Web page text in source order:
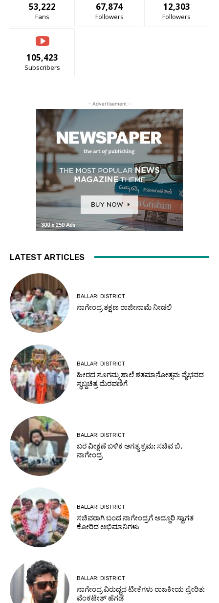
53,222
Fans
67,874
Followers
12,303
Followers
105,423
Subscribers
- Advertisement -
LATEST ARTICLES
BALLARI DISTRICT
ನಾಗೇಂದ್ರ ತಕ್ಷಣ ರಾಜೀನಾಮೆ ನೀಡಲಿ
BALLARI DISTRICT
ಹೀರದ ಸೂಗಮ್ಮ ಶಾಲೆ ಶತಮಾನೋತ್ಸವ: ವೈಭವದ
ಸ್ಥಬ್ದಚಿತ್ರ ಮೆರವಣಿಗೆ
BALLARI DISTRICT
ಬರ ವೀಕ್ಷಣೆ ಬಳಿಕ ಅಗತ್ಯ ಕ್ರಮ: ಸಚಿವ ಬಿ.
ನಾಗೇಂದ್ರ
BALLARI DISTRICT
ಸಚಿವರಾಗಿ ಬಂದ ನಾಗೇಂದ್ರಗೆ ಅದ್ದೂರಿ ಸ್ವಾಗತ
ಕೋರಿದ ಅಭಿಮಾನಿಗಳು
BALLARI DISTRICT
ನಾಗೇಂದ್ರ ವಿರುದ್ಧದ ಟೀಕೆಗಳು ರಾಜಕೀಯ ಪ್ರೇರಿತ:
ವೆಂಕಟೇಶ್ ಹೆಗಡೆ